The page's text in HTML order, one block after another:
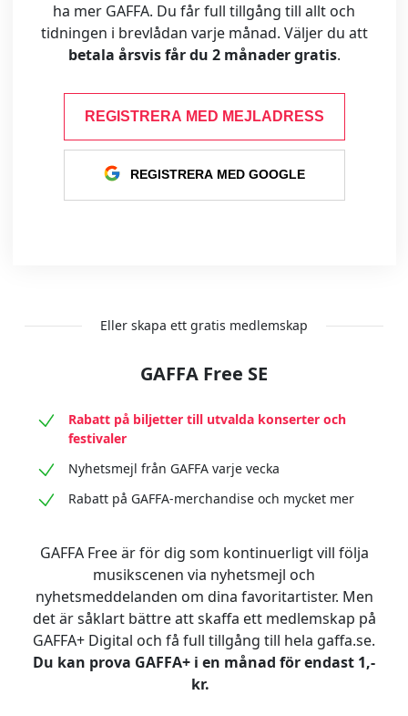
ha mer GAFFA. Du får full tillgång till allt och
tidningen i brevlådan varje månad. Väljer du att
betala årsvis får du 2 månader gratis.
REGISTRERA MED MEJLADRESS
REGISTRERA MED GOOGLE
Eller skapa ett gratis medlemskap
GAFFA Free SE
Rabatt på biljetter till utvalda konserter och
festivaler
Nyhetsmejl från GAFFA varje vecka
Rabatt på GAFFA-merchandise och mycket mer
GAFFA Free är för dig som kontinuerligt vill följa
musikscenen via nyhetsmejl och
nyhetsmeddelanden om dina favoritartister. Men
det är såklart bättre att skaffa ett medlemskap på
GAFFA+ Digital och få full tillgång till hela gaffa.se.
Du kan prova GAFFA+ i en månad för endast 1,-
kr.